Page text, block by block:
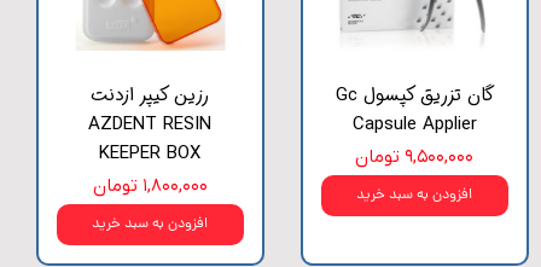
گان تزریق کپسول Gc
Capsule Applier
۹,۵۰۰,۰۰۰ تومان
افزودن به سبد خرید
رزین کیپر ازدنت
AZDENT RESIN
KEEPER BOX
۱,۸۰۰,۰۰۰ تومان
افزودن به سبد خرید